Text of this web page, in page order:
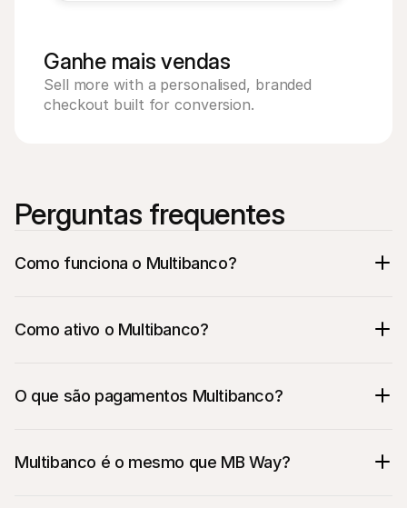
Ganhe mais vendas
Sell more with a personalised, branded
checkout built for conversion.
Perguntas frequentes
Como funciona o Multibanco?
Como ativo o Multibanco?
O que são pagamentos Multibanco?
Multibanco é o mesmo que MB Way?